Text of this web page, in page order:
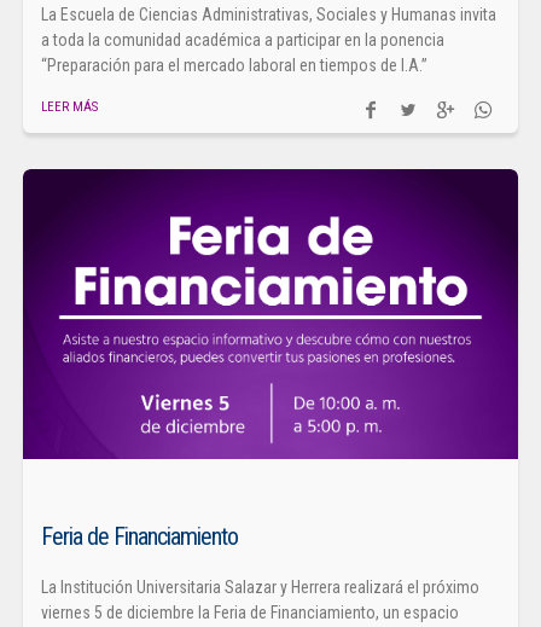
La Escuela de Ciencias Administrativas, Sociales y Humanas invita
a toda la comunidad académica a participar en la ponencia
“Preparación para el mercado laboral en tiempos de I.A.”
LEER MÁS
Feria de Financiamiento
La Institución Universitaria Salazar y Herrera realizará el próximo
viernes 5 de diciembre la Feria de Financiamiento, un espacio